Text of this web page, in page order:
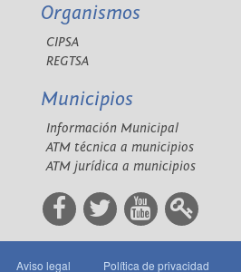
Organismos
CIPSA
REGTSA
Municipios
Información Municipal
ATM técnica a municipios
ATM jurídica a municipios
Aviso legal Política de privacidad